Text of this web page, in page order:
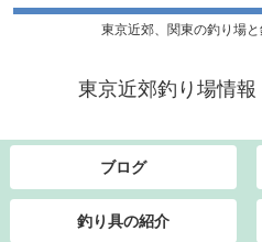
東京近郊、関東の釣り場
東京近郊釣り場情
ブログ
釣り具の紹介